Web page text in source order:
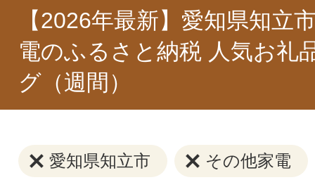
【2026年最新】愛知県知立
電のふるさと納税 人気お礼
グ（週間）
愛知県知立市 その他家電